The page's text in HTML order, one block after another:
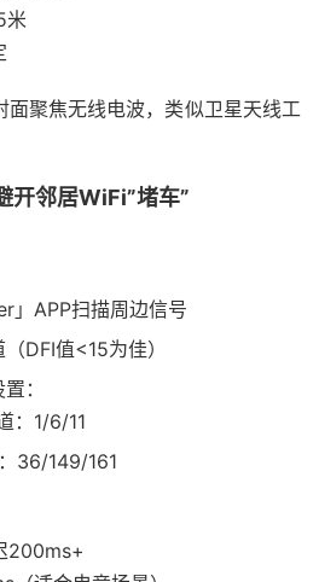
米
面聚焦无线电波，类似卫星天线工
开邻居WiFi”堵车”
」APP扫描周边信号
DFI值<15为佳）
：
：1/6/11
36/149/161
200ms+